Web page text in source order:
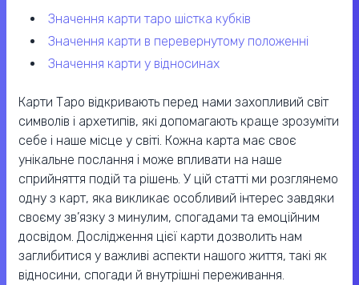
значення карти таро шістка кубків
значення карти в перевернутому положенні
значення карти у відносинах
Карти Таро відкривають перед нами захопливий світ
символів і архетипів, які допомагають краще зрозуміти
себе і наше місце у світі. Кожна карта має своє
унікальне послання і може впливати на наше
сприйняття подій та рішень. У цій статті ми розглянемо
одну з карт, яка викликає особливий інтерес завдяки
своєму зв’язку з минулим, спогадами та емоційним
досвідом. Дослідження цієї карти дозволить нам
заглибитися у важливі аспекти нашого життя, такі як
відносини, спогади й внутрішні переживання.